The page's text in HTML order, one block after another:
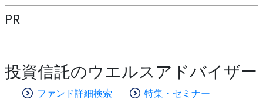
PR
投資信託のウエルスアドバイザー
ファンド詳細検索
特集・セミナー